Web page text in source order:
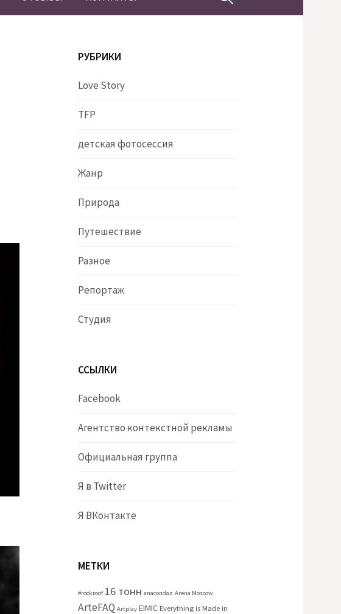
РУБРИКИ
Love Story
TFP
детская фотосессия
Жанр
Природа
Путешествие
Разное
Репортаж
Студия
ССЫЛКИ
Facebook
Агентство контекстной рекламы
Официальная группа
Я в Twitter
Я ВКонтакте
МЕТКИ
#rockroof 16 тонн anacondaz Arena Moscow
ArteFAQ Artplay EIMIC Everything is Made in